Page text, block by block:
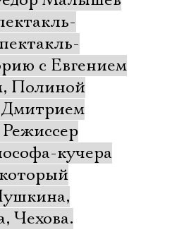
с Евгением
Полиной
Дмитрием
кучера
Чехова.